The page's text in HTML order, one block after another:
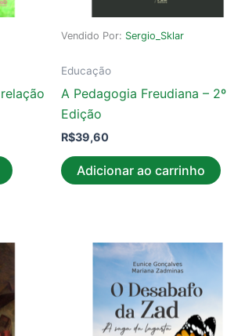
Vendido Por: Sergio_Sklar
Educação
A Pedagogia Freudiana – 2º
Edição
R$39,60
Adicionar ao carrinho